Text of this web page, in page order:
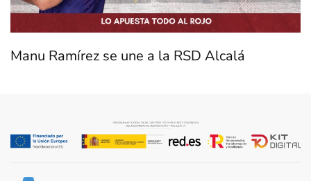
Manu Ramírez se une a la RSD Alcalá